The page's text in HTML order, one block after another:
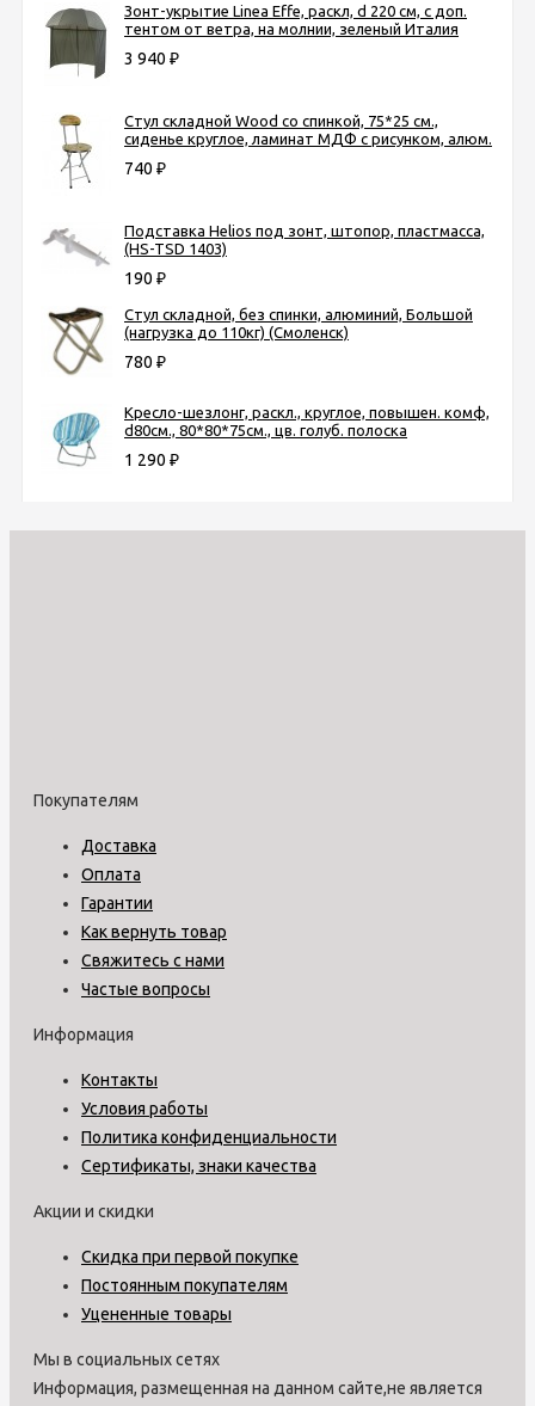
Зонт-укрытие Linea Effe, раскл, d 220 см, с доп.
тентом от ветра, на молнии, зеленый Италия
3 940 ₽
Стул складной Wood со спинкой, 75*25 см.,
сиденье круглое, ламинат МДФ с рисунком, алюм.
740 ₽
Подставка Helios под зонт, штопор, пластмасса,
(HS-TSD 1403)
190 ₽
Стул складной, без спинки, алюминий, Большой
(нагрузка до 110кг) (Смоленск)
780 ₽
Кресло-шезлонг, раскл., круглое, повышен. комф,
d80см., 80*80*75см., цв. голуб. полоска
1 290 ₽
Покупателям
Доставка
Оплата
Гарантии
Как вернуть товар
Свяжитесь с нами
Частые вопросы
Информация
Контакты
Условия работы
Политика конфиденциальности
Сертификаты, знаки качества
Акции и скидки
Скидка при первой покупке
Постоянным покупателям
Уцененные товары
Мы в социальных сетях
Информация, размещенная на данном сайте,не является